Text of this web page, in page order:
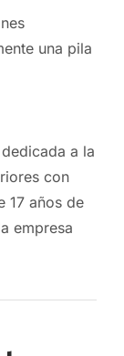
una pila
a la
con
17 años de
empresa